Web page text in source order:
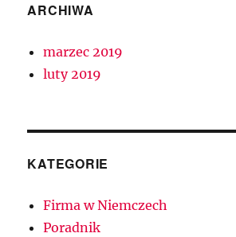
ARCHIWA
marzec 2019
luty 2019
KATEGORIE
Firma w Niemczech
Poradnik